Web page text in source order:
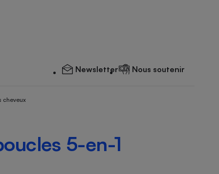
Newsletter Nous soutenir
cheveux
5-en-1